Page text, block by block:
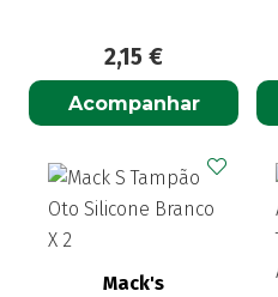
2,15 €
Acompanhar
Mack's